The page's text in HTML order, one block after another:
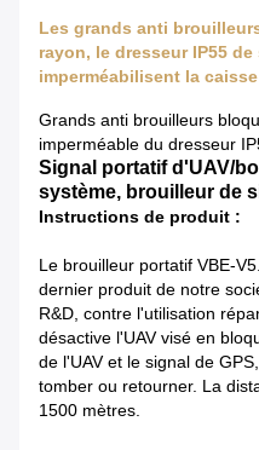
Les grands anti
rayon, le dresseur IP55
imperméabilisent la caisse
Grands anti brouilleurs
imperméable du dresseur
Signal portatif d'UAV/
système, brouilleur de
Instructions de produit :
Le brouilleur portatif VBE-
dernier produit de notre
R&D, contre l'utilisation
désactive l'UAV visé en
de l'UAV et le signal de
tomber ou retourner. La
1500 mètres.